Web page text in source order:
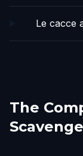
Le cacce
The